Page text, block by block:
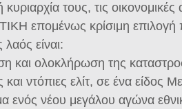
κυριαρχία τους, τις
επομένως κρίσιμη επιλογή
λαός είναι:
και ολοκλήρωση της
και ντόπιες ελίτ, σε ένα είδος
ενός νέου μεγάλου αγώνα